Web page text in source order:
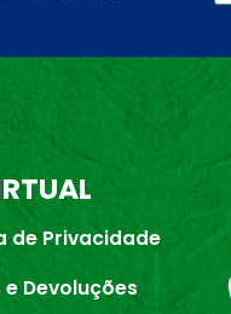
de Privacidade
Devoluções